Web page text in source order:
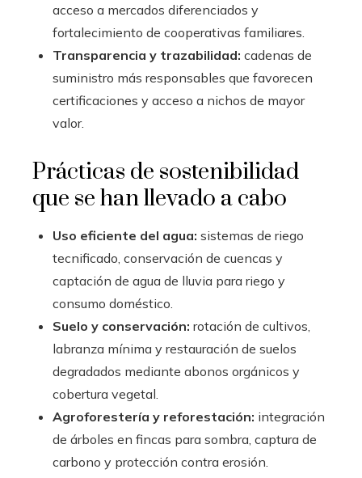
acceso a mercados diferenciados y
fortalecimiento de cooperativas familiares.
Transparencia y trazabilidad: cadenas de
suministro más responsables que favorecen
certificaciones y acceso a nichos de mayor
valor.
Prácticas de sostenibilidad
que se han llevado a cabo
Uso eficiente del agua: sistemas de riego
tecnificado, conservación de cuencas y
captación de agua de lluvia para riego y
consumo doméstico.
Suelo y conservación: rotación de cultivos,
labranza mínima y restauración de suelos
degradados mediante abonos orgánicos y
cobertura vegetal.
Agroforestería y reforestación: integración
de árboles en fincas para sombra, captura de
carbono y protección contra erosión.